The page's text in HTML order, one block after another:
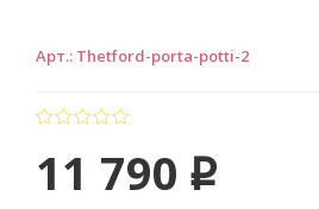
Арт.: Thetford-porta-potti-2
11 790 p